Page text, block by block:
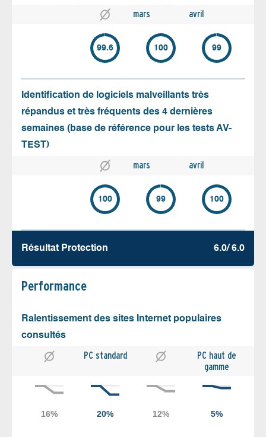
mars avril
99.6 100 99
Identification de logiciels malveillants très
répandus et très fréquents des 4 dernières
semaines (base de référence pour les tests AV-
TEST)
mars avril
100 99 100
Résultat Protection 6.0/ 6.0
Performance
Ralentissement des sites Internet populaires
consultés
PC standard
PC haut de
gamme